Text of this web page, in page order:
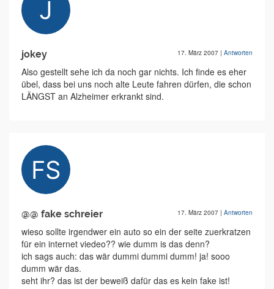
jokey 17. März 2007 | Antworten
Also gestellt sehe ich da noch gar nichts. Ich finde es eher
übel, dass bei uns noch alte Leute fahren dürfen, die schon
LÄNGST an Alzheimer erkrankt sind.
@@ fake schreier 17. März 2007 | Antworten
wieso sollte irgendwer ein auto so ein der seite zuerkratzen
für ein internet viedeo?? wie dumm is das denn?
ich sags auch: das wär dummi dummi dumm! ja! sooo
dumm wär das.
seht ihr? das ist der beweiß dafür das es kein fake ist!